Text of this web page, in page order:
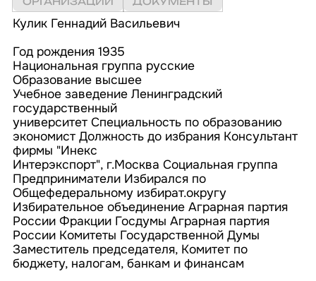
Кулик Геннадий Васильевич
Год рождения 1935
Национальная группа русские
Образование высшее
Учебное заведение Ленинградский
государственный
университет Специальность по образованию
экономист Должность до избрания Консультант
фирмы "Инекс
Интерэкспорт", г.Москва Социальная группа
Предприниматели Избирался по
Общефедеральному избират.округу
Избирательное объединение Аграрная партия
России Фракции Госдумы Аграрная партия
России Комитеты Государственной Думы
Заместитель председателя, Комитет по
бюджету, налогам, банкам и финансам